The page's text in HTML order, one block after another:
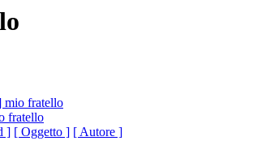
mio fratello
fratello
] [ Oggetto ] [ Autore ]